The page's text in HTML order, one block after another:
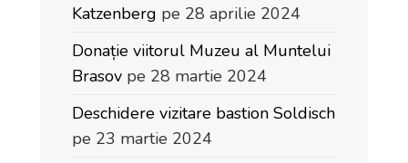
Katzenberg pe 28 aprilie 2024
Donație viitorul Muzeu al Muntelui
Brasov pe 28 martie 2024
Deschidere vizitare bastion Soldisch
pe 23 martie 2024